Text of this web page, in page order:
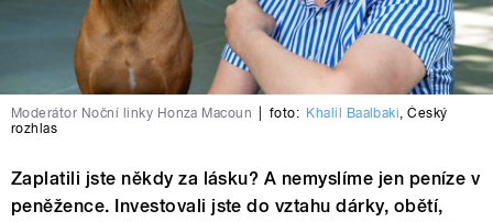
Moderátor Noční linky Honza Macoun foto: Khalil Baalbaki,Český
rozhlas
Zaplatili jste někdy za lásku? A nemyslíme jen peníze v
peněžence. Investovali jste do vztahu dárky, obětí,